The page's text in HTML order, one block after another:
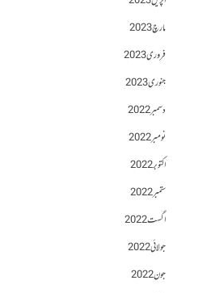
مارچ 2023
فروری 2023
جنوری 2023
دسمبر 2022
نومبر 2022
اکتوبر 2022
ستمبر 2022
اگست 2022
جولائی 2022
جون 2022